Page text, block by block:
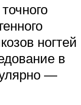
ногтей
в
—